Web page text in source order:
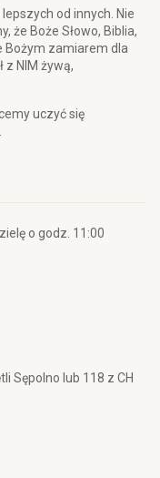
od innych. Nie
że Boże Słowo, Biblia,
Bożym zamiarem dla
z NIM żywą,
uczyć się
o godz. 11:00
Sępolno lub 118 z CH